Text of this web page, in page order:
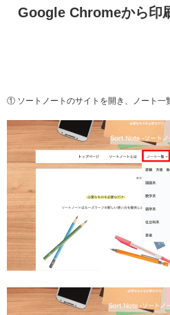
Google Chromeから印
① ソートノートのサイトを開き、ノート一